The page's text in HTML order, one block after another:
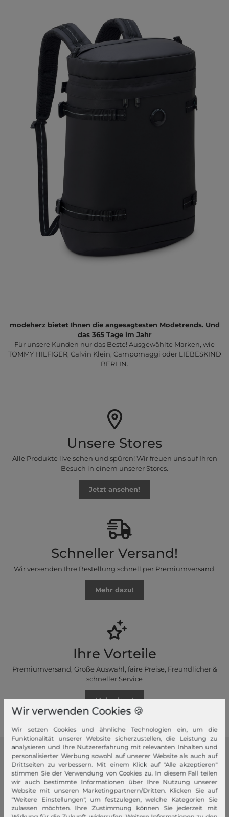
modeherz bietet Ihnen die angesagtesten Modetrends. Und
das 365 Tage im Jahr
Für unsere Kunden nur das Beste! Ausgewählte Marken, wie
TOMMY HILFIGER, Calvin Klein, Campomaggi oder LIEBESKIND
BERLIN.
Unsere Stores
Alle Produkte live sehen und spüren! Wir freuen uns auf Ihren
Besuch in einem unserer Stores.
Jetzt ansehen!
Schneller Versand!
Wir versenden Ihre Bestellung schnell per Premiumversand.
Mehr dazu!
Ihre Vorteile
Premiumversand, Große Auswahl, faire Preise, Freundlicher &
schneller Service
Mehr dazu!
modeherz
Impressum
AGB
Widerrufsrecht
Wir verwenden Cookies 🍪
Wir setzen Cookies und ähnliche Technologien ein, um die
Funktionalität unserer Website sicherzustellen, die Leistung zu
analysieren und Ihre Nutzererfahrung mit relevanten Inhalten und
personalisierter Werbung sowohl auf unserer Website als auch auf
Drittseiten zu verbessern. Mit einem Klick auf "Alle akzeptieren"
stimmen Sie der Verwendung von Cookies zu. In diesem Fall teilen
wir auch bestimmte Informationen über Ihre Nutzung unserer
Website mit unseren Marketingpartnern/Dritten. Klicken Sie auf
"Weitere Einstellungen", um festzulegen, welche Kategorien Sie
zulassen möchten. Ihre Zustimmung können Sie jederzeit mit